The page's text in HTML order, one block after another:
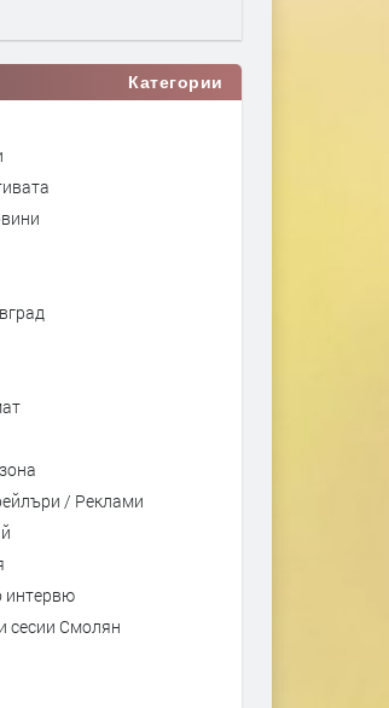
Категории
/ Реклами
интервю
сесии Смолян